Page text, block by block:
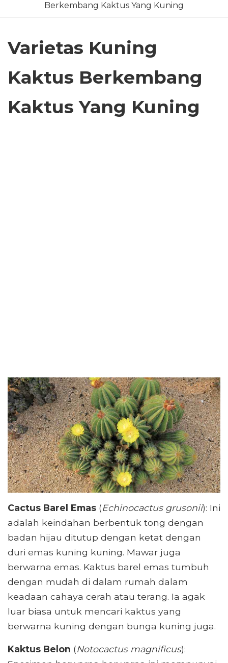
Berkembang Kaktus Yang Kuning
Varietas Kuning
Kaktus Berkembang
Kaktus Yang Kuning
Cactus Barel Emas (Echinocactus grusonii): Ini
adalah keindahan berbentuk tong dengan
badan hijau ditutup dengan ketat dengan
duri emas kuning kuning. Mawar juga
berwarna emas. Kaktus barel emas tumbuh
dengan mudah di dalam rumah dalam
keadaan cahaya cerah atau terang. Ia agak
luar biasa untuk mencari kaktus yang
berwarna kuning dengan bunga kuning juga.
Kaktus Belon (Notocactus magnificus):